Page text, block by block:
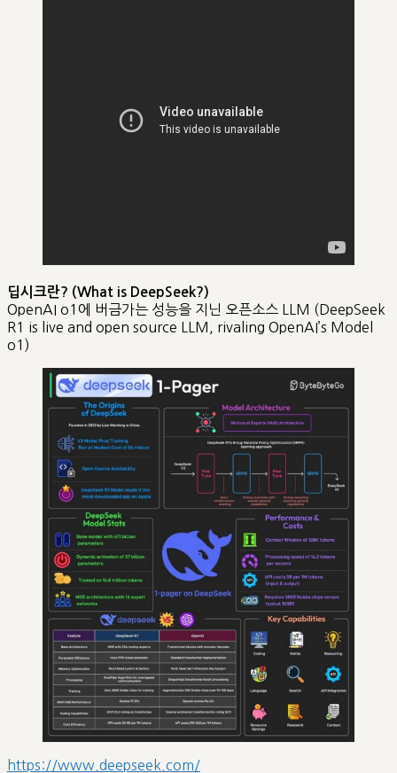
딥시크란? (What is DeepSeek?)
OpenAI o1에 버금가는 성능을 지닌 오픈소스 LLM (DeepSeek
R1 is live and open source LLM, rivaling OpenAI’s Model
o1)
https://www.deepseek.com/